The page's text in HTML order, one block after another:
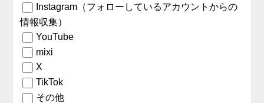
Instagram（フォローしているアカウントからの
情報収集）
YouTube
mixi
X
TikTok
その他